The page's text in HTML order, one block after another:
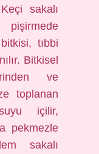
sakalı
pişirmede
tıbbi
Bitkisel
ve
toplanan
içilir,
pekmezle
sakalı